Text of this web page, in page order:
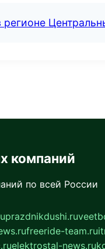
регионе
компаний
по всей России
prazdnikdushi.ru
freeride-team.ru
elektrostal-news.ru